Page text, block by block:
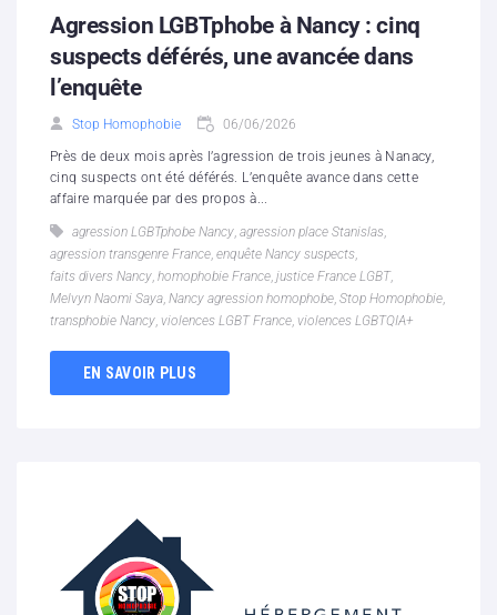
Agression LGBTphobe à Nancy : cinq
suspects déférés, une avancée dans
l’enquête
Stop Homophobie 06/06/2026
Près de deux mois après l’agression de trois jeunes à Nanacy,
cinq suspects ont été déférés. L’enquête avance dans cette
affaire marquée par des propos à...
agression LGBTphobe Nancy, agression place Stanislas,
agression transgenre France, enquête Nancy suspects,
faits divers Nancy, homophobie France, justice France LGBT,
Melvyn Naomi Saya, Nancy agression homophobe, Stop Homophobie,
transphobie Nancy, violences LGBT France, violences LGBTQIA+
EN SAVOIR PLUS